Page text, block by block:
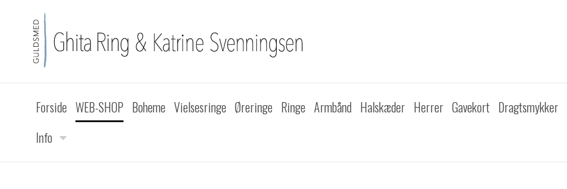
Forside WEB-SHOP Boheme Vielsesringe Øreringe Ringe Armbånd Halskæder Herrer Gavekort Dragtsmykker
Info